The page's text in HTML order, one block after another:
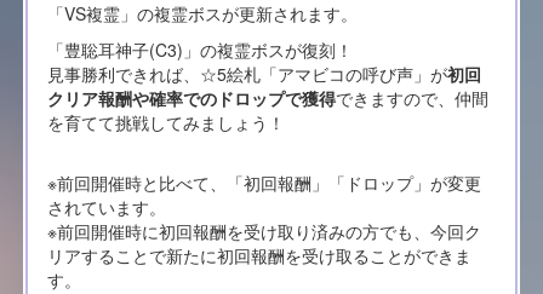
「VS複霊」の複霊ボスが更新されます。
「豊聡耳神子(C3)」の複霊ボスが復刻！
見事勝利できれば、☆5絵札「アマビコの呼び声」が初回
クリア報酬や確率でのドロップで獲得できますので、仲間
を育てて挑戦してみましょう！
※前回開催時と比べて、「初回報酬」「ドロップ」が変更
されています。
※前回開催時に初回報酬を受け取り済みの方でも、今回ク
リアすることで新たに初回報酬を受け取ることができま
す。